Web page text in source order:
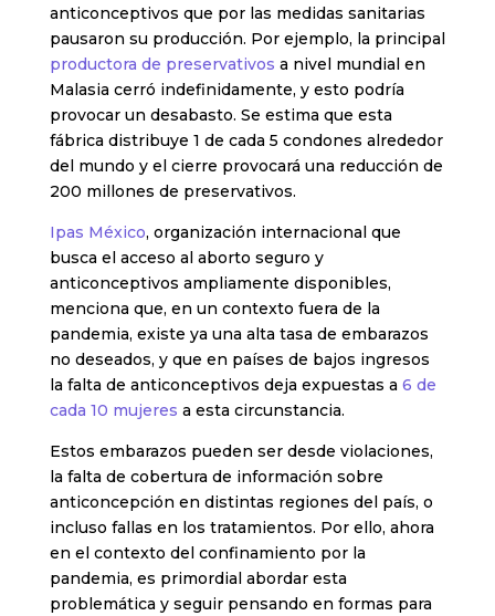
anticonceptivos que por las medidas sanitarias
pausaron su producción. Por ejemplo, la principal
productora de preservativos a nivel mundial en
Malasia cerró indefinidamente, y esto podría
provocar un desabasto. Se estima que esta
fábrica distribuye 1 de cada 5 condones alrededor
del mundo y el cierre provocará una reducción de
200 millones de preservativos.
Ipas México, organización internacional que
busca el acceso al aborto seguro y
anticonceptivos ampliamente disponibles,
menciona que, en un contexto fuera de la
pandemia, existe ya una alta tasa de embarazos
no deseados, y que en países de bajos ingresos
la falta de anticonceptivos deja expuestas a 6 de
cada 10 mujeres a esta circunstancia.
Estos embarazos pueden ser desde violaciones,
la falta de cobertura de información sobre
anticoncepción en distintas regiones del país, o
incluso fallas en los tratamientos. Por ello, ahora
en el contexto del confinamiento por la
pandemia, es primordial abordar esta
problemática y seguir pensando en formas para